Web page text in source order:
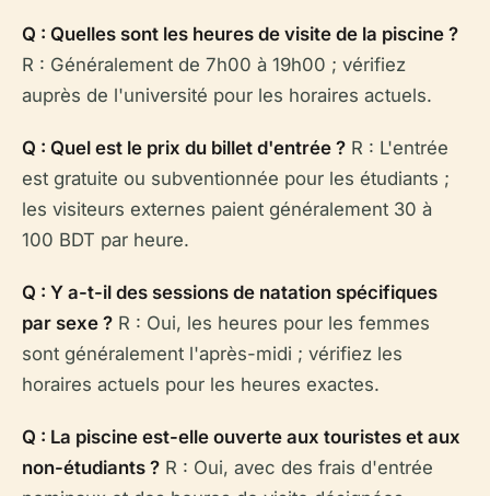
Q : Quelles sont les heures de visite de la piscine ?
R : Généralement de 7h00 à 19h00 ; vérifiez
auprès de l'université pour les horaires actuels.
Q : Quel est le prix du billet d'entrée ? R : L'entrée
est gratuite ou subventionnée pour les étudiants ;
les visiteurs externes paient généralement 30 à
100 BDT par heure.
Q : Y a-t-il des sessions de natation spécifiques
par sexe ? R : Oui, les heures pour les femmes
sont généralement l'après-midi ; vérifiez les
horaires actuels pour les heures exactes.
Q : La piscine est-elle ouverte aux touristes et aux
non-étudiants ? R : Oui, avec des frais d'entrée